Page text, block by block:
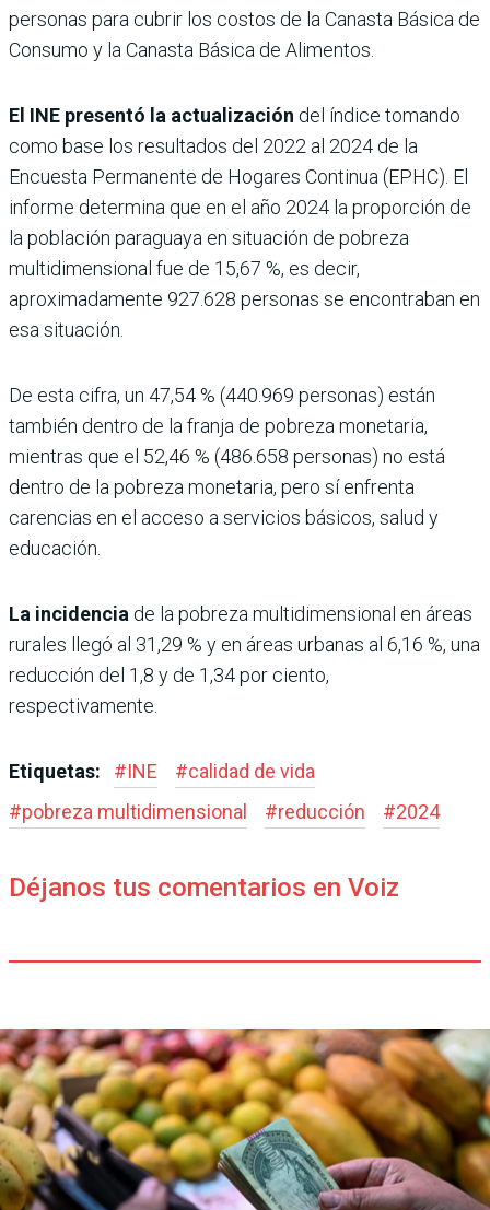
personas para cubrir los costos de la Canasta Básica de
Consumo y la Canasta Básica de Alimentos.
El INE presentó la actualización del índice tomando
como base los resultados del 2022 al 2024 de la
Encuesta Permanente de Hogares Continua (EPHC). El
informe determina que en el año 2024 la proporción de
la población paraguaya en situación de pobreza
multidimensional fue de 15,67 %, es decir,
aproximadamente 927.628 personas se encontraban en
esa situación.
De esta cifra, un 47,54 % (440.969 personas) están
también dentro de la franja de pobreza monetaria,
mientras que el 52,46 % (486.658 personas) no está
dentro de la pobreza monetaria, pero sí enfrenta
carencias en el acceso a servicios básicos, salud y
educación.
La incidencia de la pobreza multidimensional en áreas
rurales llegó al 31,29 % y en áreas urbanas al 6,16 %, una
reducción del 1,8 y de 1,34 por ciento,
respectivamente.
Etiquetas: #INE #calidad de vida
#pobreza multidimensional #reducción #2024
Déjanos tus comentarios en Voiz